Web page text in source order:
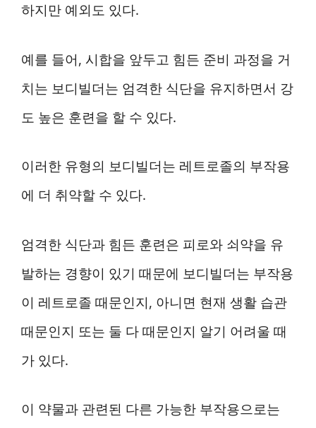
하지만 예외도 있다.
예를 들어, 시합을 앞두고 힘든 준비 과정을 거
치는 보디빌더는 엄격한 식단을 유지하면서 강
도 높은 훈련을 할 수 있다.
이러한 유형의 보디빌더는 레트로졸의 부작용
에 더 취약할 수 있다.
엄격한 식단과 힘든 훈련은 피로와 쇠약을 유
발하는 경향이 있기 때문에 보디빌더는 부작용
이 레트로졸 때문인지, 아니면 현재 생활 습관
때문인지 또는 둘 다 때문인지 알기 어려울 때
가 있다.
이 약물과 관련된 다른 가능한 부작용으로는